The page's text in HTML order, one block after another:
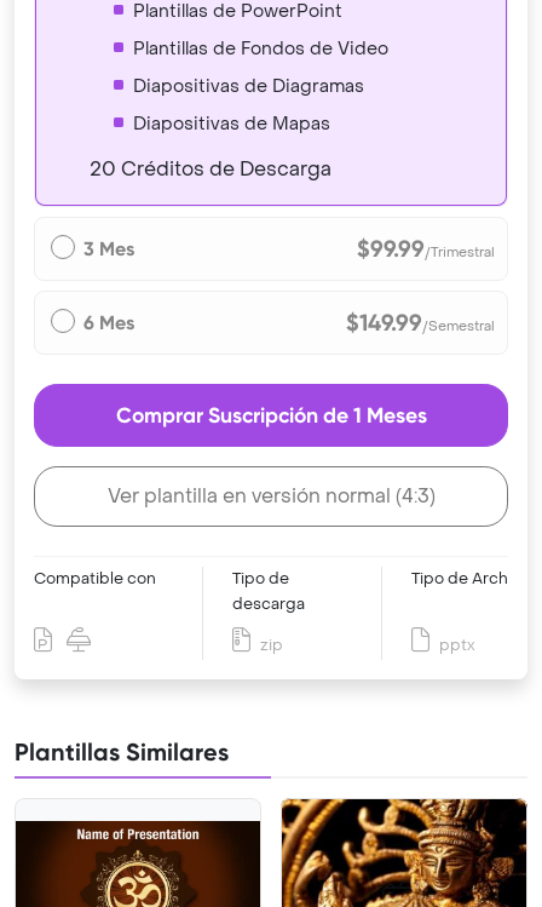
Plantillas de PowerPoint
Plantillas de Fondos de Video
Diapositivas de Diagramas
Diapositivas de Mapas
20 Créditos de Descarga
3 Mes $99.99/Trimestral
6 Mes $149.99/Semestral
Comprar Suscripción de 1 Meses
Ver plantilla en versión normal (4:3)
Compatible con
Tipo de
descarga
zip
Tipo de Archivo
pptx
Plantillas Similares